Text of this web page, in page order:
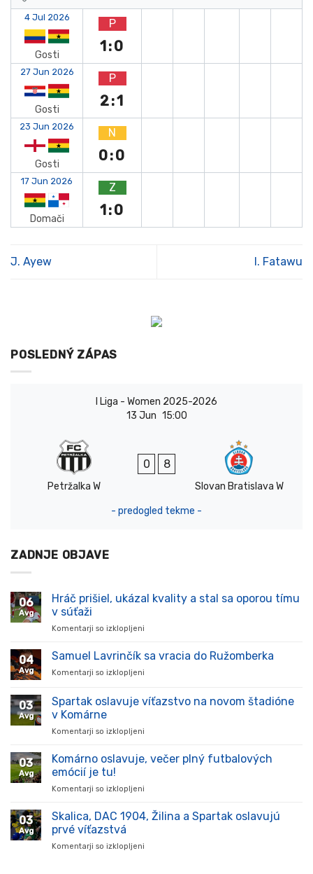
4 Jul 2026
Gosti
P
1:0
27 Jun 2026
Gosti
P
2:1
23 Jun 2026
Gosti
N
0:0
17 Jun 2026
Domači
Z
1:0
J. Ayew I. Fatawu
POSLEDNÝ ZÁPAS
I Liga - Women 2025-2026
13 Jun 15:00
Petržalka W
0 8
Slovan Bratislava W
- predogled tekme -
ZADNJE OBJAVE
06
Avg
Hráč prišiel, ukázal kvality a stal sa oporou tímu
v súťaži
Komentarji so izklopljeni
prišiel,
stal
súťaži
04
Avg
Samuel Lavrinčík sa vracia do Ružomberka
Komentarji so izklopljeni
Lavrinčík
sa
03
Avg
Spartak oslavuje víťazstvo na novom štadióne
v Komárne
Komentarji so izklopljeni
oslavuje
v
03
Avg
Komárno oslavuje, večer plný futbalových
emócií je tu!
Komentarji so izklopljeni
oslavuje,
03
Avg
Skalica, DAC 1904, Žilina a Spartak oslavujú
prvé víťazstvá
Komentarji so izklopljeni